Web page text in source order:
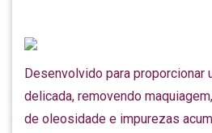
Desenvolvido para proporcionar
delicada, removendo
de oleosidade e impurezas